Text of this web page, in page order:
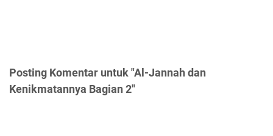
Posting Komentar untuk "Al-Jannah dan
Kenikmatannya Bagian 2"